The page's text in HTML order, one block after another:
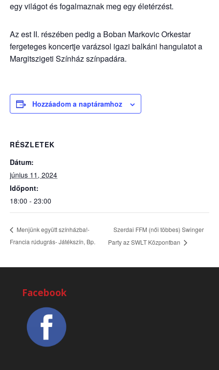
egy világot és fogalmaznak meg egy életérzést.
Az est II. részében pedig a Boban Markovic Orkestar
fergeteges koncertje varázsol igazi balkáni hangulatot a
Margitszigeti Színház színpadára.
Hozzáadom a naptáramhoz
RÉSZLETEK
Dátum:
június 11, 2024
Időpont:
18:00 - 23:00
Menjünk együtt színházba!-
Francia rúdugrás- Játékszín, Bp.
Szerdai FFM (női többes) Swinger
Party az SWLT Központban
Facebook